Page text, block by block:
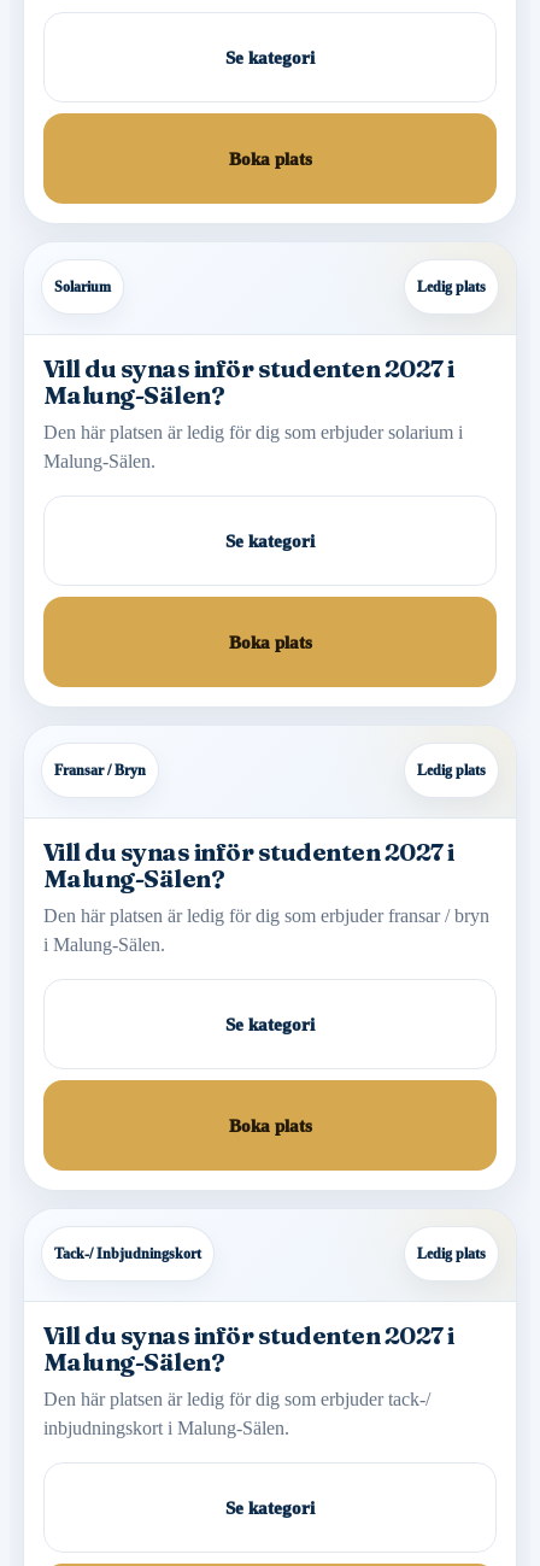
Se kategori
Boka plats
Solarium Ledig plats
Vill du synas inför studenten 2027 i
Malung-Sälen?
Den här platsen är ledig för dig som erbjuder solarium i
Malung-Sälen.
Se kategori
Boka plats
Fransar / Bryn Ledig plats
Vill du synas inför studenten 2027 i
Malung-Sälen?
Den här platsen är ledig för dig som erbjuder fransar / bryn
i Malung-Sälen.
Se kategori
Boka plats
Tack-/ Inbjudningskort Ledig plats
Vill du synas inför studenten 2027 i
Malung-Sälen?
Den här platsen är ledig för dig som erbjuder tack-/
inbjudningskort i Malung-Sälen.
Se kategori